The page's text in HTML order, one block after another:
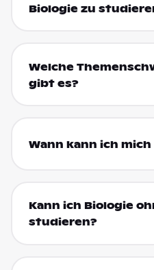
Biologie zu
Welche
gibt es?
Wann kann ich
Kann ich Biologie
studieren?